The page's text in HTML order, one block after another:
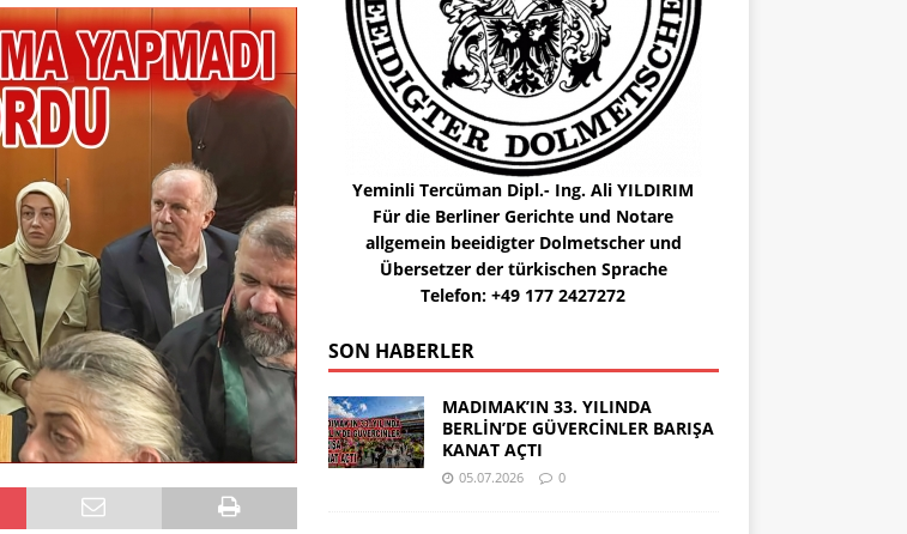
Yeminli Tercüman Dipl.- Ing. Ali YILDIRIM
Für die Berliner Gerichte und Notare
allgemein beeidigter Dolmetscher und
Übersetzer der türkischen Sprache
Telefon: +49 177 2427272
SON HABERLER
MADIMAK’IN 33. YILINDA
BERLİN’DE GÜVERCİNLER BARIŞA
KANAT AÇTI
05.07.2026 0